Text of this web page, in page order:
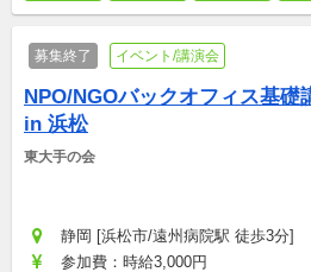
募集終了 イベント/講演会
NPO/NGOバックオフィス基礎
in 浜松
東大手の会
静岡 [浜松市/遠州病院駅 徒歩3分]
参加費：時給3,000円